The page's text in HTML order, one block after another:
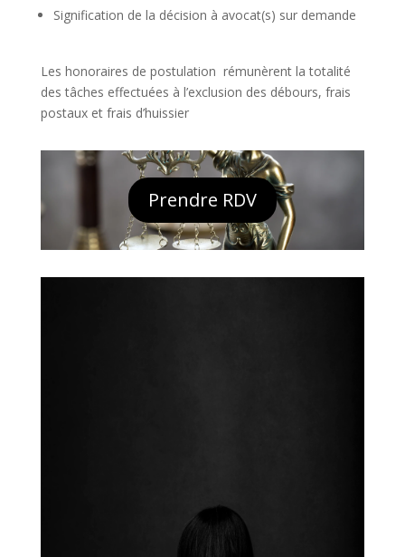
Signification de la décision à avocat(s) sur demande
Les honoraires de postulation rémunèrent la totalité
des tâches effectuées à l’exclusion des débours, frais
postaux et frais d’huissier
Prendre RDV